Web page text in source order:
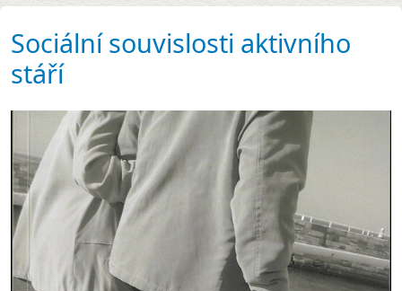
Sociální souvislosti aktivního
stáří